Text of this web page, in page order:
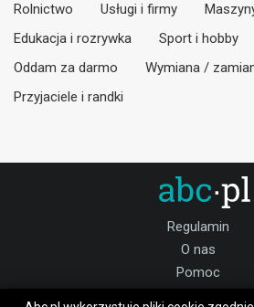
Rolnictwo
Usługi i firmy
Edukacja i rozrywka
Sport i hobby
Oddam za darmo
Wymiana /
Przyjaciele i randki
Regulamin
O nas
Pomoc